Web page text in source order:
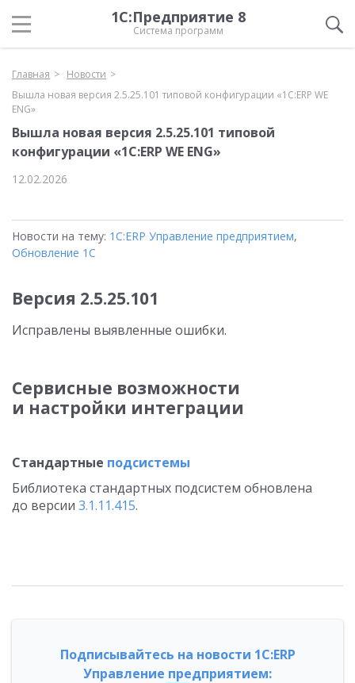
1С:Предприятие 8
Система программ
Главная
Новости
Вышла новая версия 2.5.25.101 типовой конфигурации «1С:ERP WE
ENG»
Вышла новая версия 2.5.25.101 типовой
конфигурации «1С:ERP WE ENG»
12.02.2026
Новости на тему: 1С:ERP Управление предприятием,
Обновление 1С
Версия 2.5.25.101
Исправлены выявленные ошибки.
Сервисные возможности
и настройки интеграции
Стандартные подсистемы
Библиотека стандартных подсистем обновлена
до версии 3.1.11.415.
Подписывайтесь на новости 1С:ERP
Управление предприятием: